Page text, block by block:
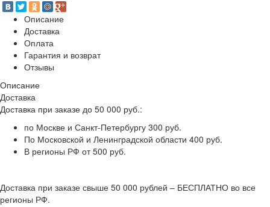
Описание
Доставка
Оплата
Гарантия и возврат
Отзывы
Описание
Доставка
Доставка при заказе до 50 000 руб.:
по Москве и Санкт-Петербургу 300 руб.
По Московской и Ленинградской области 400 руб.
В регионы РФ от 500 руб.
Доставка при заказе свыше 50 000 рублей – БЕСПЛАТНО во все
регионы РФ.